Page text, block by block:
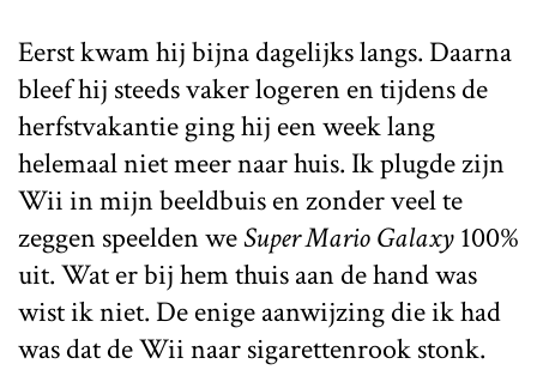
Eerst kwam hij bijna dagelijks langs. Daarna
bleef hij steeds vaker logeren en tijdens de
herfstvakantie ging hij een week lang
helemaal niet meer naar huis. Ik plugde zijn
Wii in mijn beeldbuis en zonder veel te
zeggen speelden weSuper Mario Galaxy100%
uit. Wat er bij hem thuis aan de hand was
wist ik niet. De enige aanwijzing die ik had
was dat de Wii naar sigarettenrook stonk.